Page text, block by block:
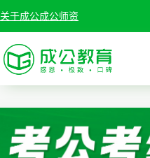
关于成公成公师资